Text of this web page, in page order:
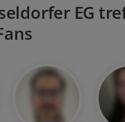
EG